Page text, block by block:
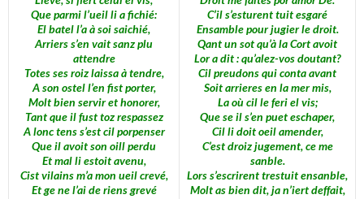
Que parmi l’ueil li a fichié:
El batel l’a à soi saichié,
Arriers s’en vait sanz plu
attendre
Totes ses roiz laissa à tendre,
A son ostel l’en fist porter,
Molt bien servir et honorer,
Tant que il fust toz respassez
A lonc tens s’est cil porpenser
Que il avoit son oill perdu
Et mal li estoit avenu,
Cist vilains m’a mon ueil crevé,
Et ge ne l’ai de riens grevé
C’il s’esturent tuit esgaré
Ensamble pour jugier le droit.
Qant un sot qu’à la Cort avoit
Lor a dit : qu’alez-vos doutant?
Cil preudons qui conta avant
Soit arrieres en la mer mis,
La où cil le feri el vis;
Que se il s’en puet eschaper,
Cil li doit oeil amender,
C’est droiz jugement, ce me
sanble.
Lors s’escrirent trestuit ensanble,
Molt as bien dit, ja n’iert deffait,